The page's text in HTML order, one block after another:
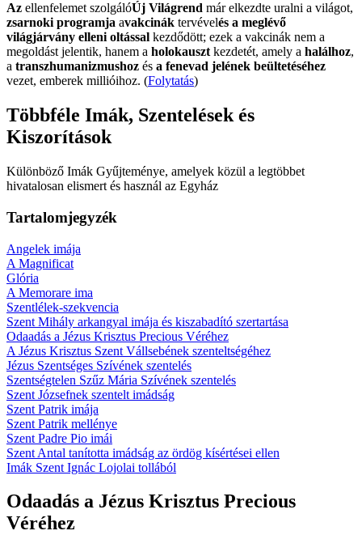
Az ellenfelemet szolgálóÚj Világrend már elkezdte uralni a világot,
zsarnoki programja avakcinák tervévelés a meglévő
világjárvány elleni oltással kezdődött; ezek a vakcinák nem a
megoldást jelentik, hanem a holokauszt kezdetét, amely a halálhoz,
a transzhumanizmushoz és a fenevad jelének beültetéséhez
vezet, emberek millióihoz. (Folytatás)
Többféle Imák, Szentelések és
Kiszorítások
Különböző Imák Gyűjteménye, amelyek közül a legtöbbet
hivatalosan elismert és használ az Egyház
Tartalomjegyzék
Angelek imája
A Magnificat
Glória
A Memorare ima
Szentlélek-szekvencia
Szent Mihály arkangyal imája és kiszabadító szertartása
Odaadás a Jézus Krisztus Precious Véréhez
A Jézus Krisztus Szent Vállsebének szenteltségéhez
Jézus Szentséges Szívének szentelés
Szentségtelen Szűz Mária Szívének szentelés
Szent Józsefnek szentelt imádság
Szent Patrik imája
Szent Patrik mellénye
Szent Padre Pio imái
Szent Antal tanította imádság az ördög kísértései ellen
Imák Szent Ignác Lojolai tollából
Odaadás a Jézus Krisztus Precious
Véréhez